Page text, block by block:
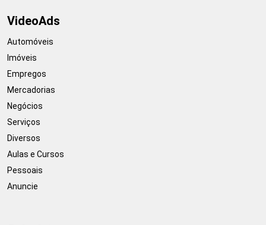
VideoAds
Automóveis
Imóveis
Empregos
Mercadorias
Negócios
Serviços
Diversos
Aulas e Cursos
Pessoais
Anuncie